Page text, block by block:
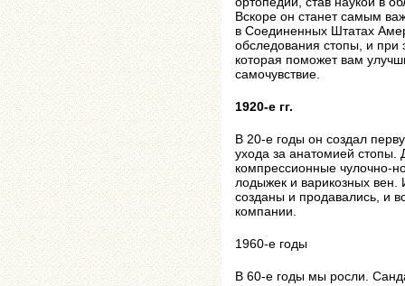
Вскоре он станет самым
в Соединенных Штатах
обследования стопы, и
которая поможет вам
самочувствие.
1920-е гг.
В 20-е годы он создал
ухода за анатомией стопы.
компрессионные чулочно-
лодыжек и варикозных вен.
созданы и продавались, и
компании.
1960-е годы
В 60-е годы мы росли.